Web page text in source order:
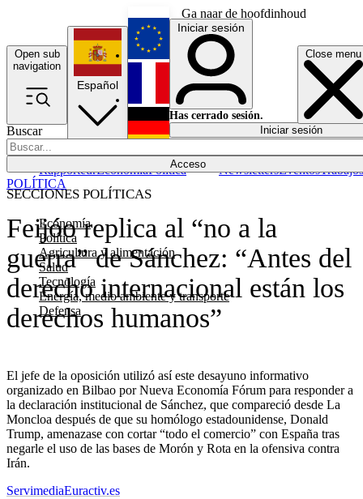
Ga naar de hoofdinhoud
Open sub
navigation
Close menu
Buscar
Acceso
SECCIONES POLÍTICAS
Economía
Política
Agricultura y alimentación
Salud
Tecnología
Energía, medio ambiente y transporte
Defensa
RapporteurEconomíaPolítica NewslettersEventosTrabajos
Español
English
Français
Iniciar sesión
Has cerrado sesión.
Iniciar sesión
Feijóo replica al “no a la
guerra” de Sánchez: “Antes del
derecho internacional están los
derechos humanos”
El jefe de la oposición utilizó así este desayuno informativo
organizado en Bilbao por Nueva Economía Fórum para responder a
la declaración institucional de Sánchez, que compareció desde La
Moncloa después de que su homólogo estadounidense, Donald
Trump, amenazase con cortar “todo el comercio” con España tras
negarle el uso de las bases de Morón y Rota en la ofensiva contra
Irán.
POLÍTICA
ServimediaEuractiv.es